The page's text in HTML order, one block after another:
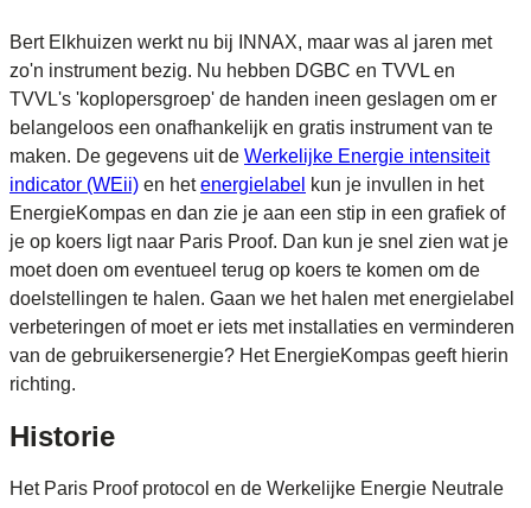
Bert Elkhuizen werkt nu bij INNAX, maar was al jaren met
zo'n instrument bezig. Nu hebben DGBC en TVVL en
TVVL's 'koplopersgroep' de handen ineen geslagen om er
belangeloos een onafhankelijk en gratis instrument van te
maken. De gegevens uit de Werkelijke Energie intensiteit
indicator (WEii) en hetenergielabel kun je invullen in het
EnergieKompas en dan zie je aan een stip in een grafiek of
je op koers ligt naar Paris Proof. Dan kun je snel zien wat je
moet doen om eventueel terug op koers te komen om de
doelstellingen te halen. Gaan we het halen met energielabel
verbeteringen of moet er iets met installaties en verminderen
van de gebruikersenergie? Het EnergieKompas geeft hierin
richting.
Historie
Het Paris Proof protocol en de Werkelijke Energie Neutrale